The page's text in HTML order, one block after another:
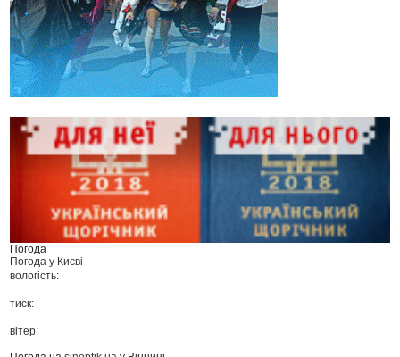
Погода
Погода у Києві
вологість:
тиск:
вітер: